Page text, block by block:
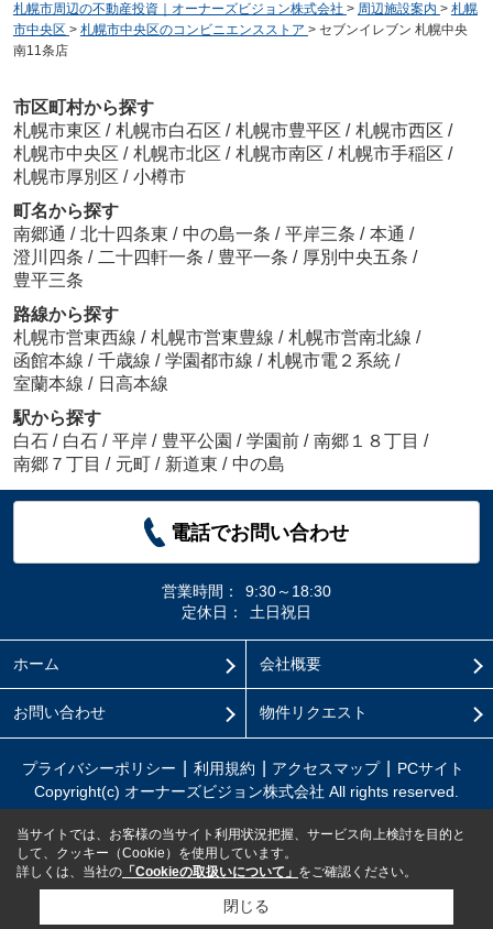
札幌市周辺の不動産投資｜オーナーズビジョン株式会社 > 周辺施設案内 > 札幌
市中央区 > 札幌市中央区のコンビニエンスストア > セブンイレブン 札幌中央
南11条店
市区町村から探す
札幌市東区 / 札幌市白石区 / 札幌市豊平区 / 札幌市西区 /
札幌市中央区 / 札幌市北区 / 札幌市南区 / 札幌市手稲区 /
札幌市厚別区 / 小樽市
町名から探す
南郷通 / 北十四条東 / 中の島一条 / 平岸三条 / 本通 /
澄川四条 / 二十四軒一条 / 豊平一条 / 厚別中央五条 /
豊平三条
路線から探す
札幌市営東西線 / 札幌市営東豊線 / 札幌市営南北線 /
函館本線 / 千歳線 / 学園都市線 / 札幌市電２系統 /
室蘭本線 / 日高本線
駅から探す
白石 / 白石 / 平岸 / 豊平公園 / 学園前 / 南郷１８丁目 /
南郷７丁目 / 元町 / 新道東 / 中の島
電話でお問い合わせ
営業時間：
9:30～18:30
定休日：
土日祝日
ホーム 会社概要
お問い合わせ 物件リクエスト
プライバシーポリシー 利用規約 アクセスマップ
PCサイト
Copyright(c) オーナーズビジョン株式会社 All rights reserved.
当サイトでは、お客様の当サイト利用状況把握、サービス向上検討を目的と
して、クッキー（Cookie）を使用しています。
詳しくは、当社の 「Cookieの取扱いについて」 をご確認ください。
閉じる